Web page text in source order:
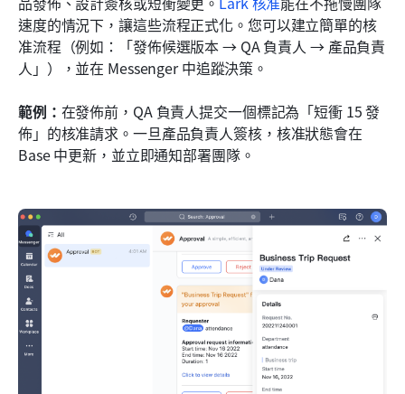
速度的情況下，讓這些流程正式化。您可以建立簡單的核
准流程（例如：「發佈候選版本 → QA 負責人 → 產品負責
人」），並在 Messenger 中追蹤決策。
範例： 在發佈前，QA 負責人提交一個標記為「短衝 15 發
佈」的核准請求。一旦產品負責人簽核，核准狀態會在
Base 中更新，並立即通知部署團隊。